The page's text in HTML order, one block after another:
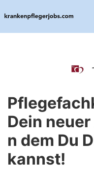
Dein
n dem Du
kannst!